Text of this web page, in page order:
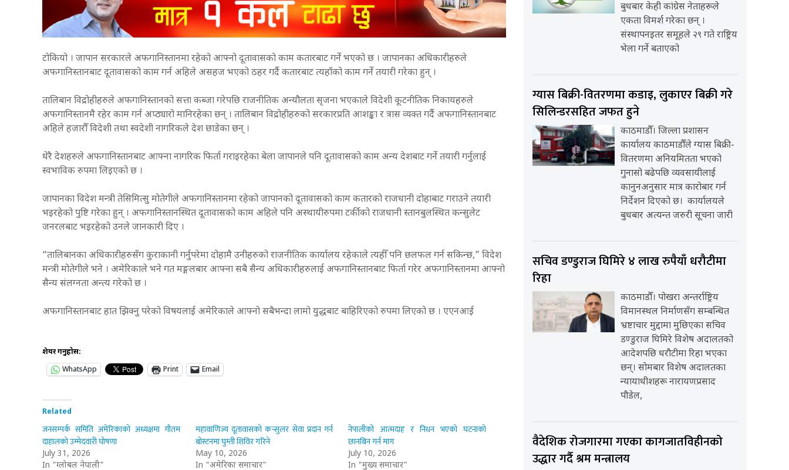
टोकियो । जापान सरकारले अफगानिस्तानमा रहेको आफ्नो दूतावासको काम कतारबाट गर्ने भएको छ । जापानका अधिकारीहरुले
अफगानिस्तानबाट दूतावासको काम गर्न अहिले असहज भएको ठहर गर्दै कतारबाट त्यहाँको काम गर्ने तयारी गरेका हुन् ।
तालिबान विद्रोहीहरुले अफगानिस्तानको सत्ता कब्जा गरेपछि राजनीतिक अन्यौलता सृजना भएकाले विदेशी कूटनीतिक निकायहरुले
अफगानिस्तानमै रहेर काम गर्न अप्ठ्यारो मानिरहेका छन् । तालिबान विद्रोहीहरुको सरकारप्रति आशङ्का र त्रास व्यक्त गर्दै अफगानिस्तानबाट
अहिले हजारौँ विदेशी तथा स्वदेशी नागरिकले देश छाडेका छन् ।
धेरै देशहरुले अफगानिस्तानबाट आफ्ना नागरिक फिर्ता गराइरहेका बेला जापानले पनि दूतावासको काम अन्य देशबाट गर्ने तयारी गर्नुलाई
स्वभाविक रुपमा लिइएको छ ।
जापानका विदेश मन्त्री तेसिमित्सु मोतेगीले अफगानिस्तानमा रहेको जापानको दूतावासको काम कतारको राजधानी दोहाबाट गराउने तयारी
भइरहेको पुष्टि गरेका हुन् । अफगानिस्तानस्थित दूतावासको काम अहिले पनि अस्थायीरुपमा टर्कीको राजधानी स्तानबुलस्थित कन्सुलेट
जनरलबाट भइरहेको उनले जानकारी दिए ।
“तालिबानका अधिकारीहरुसँग कुराकानी गर्नुपरेमा दोहामै उनीहरुको राजनीतिक कार्यालय रहेकाले त्यहीँ पनि छलफल गर्न सकिन्छ,” विदेश
मन्त्री मोतेगीले भने । अमेरिकाले भने गत मङ्गलबार आफ्ना सबै सैन्य अधिकारीहरुलाई अफगानिस्तानबाट फिर्ता गरेर अफगानिस्तानमा आफ्नो
सैन्य संलग्नता अन्त्य गरेको छ ।
अफगानिस्तानबाट हात झिक्नु परेको विषयलाई अमेरिकाले आफ्नो सबैभन्दा लामो युद्धबाट बाहिरिएको रुपमा लिएको छ । एएनआई
शेयर गर्नुहोस:
WhatsApp
Print Email
Related
जनसम्पर्क समिति अमेरिकाको अध्यक्षमा गौतम
दाहालको उम्मेदवारी घोषणा
July 31, 2026
In "ग्लोबल नेपाली"
महावाणिज्य दूतावासको कन्सुलर सेवा प्रदान गर्न
बोस्टनमा घुम्ती शिविर गरिने
May 10, 2026
In "अमेरिका समाचार"
नेपालीको आत्मदाह र निधन भएको घटनाको
छानबिन गर्न माग
July 10, 2026
In "मुख्य समाचार"
बुधबार केही कांग्रेस नेताहरूले
एकता विमर्श गरेका छन् ।
संस्थापनइतर समूहले २९ गते राष्ट्रिय
भेला गर्ने बताएको
ग्यास बिक्री-वितरणमा कडाइ, लुकाएर बिक्री गरे
सिलिन्डरसहित जफत हुने
काठमाडौँ। जिल्ला प्रशासन
कार्यालय काठमाडौँले ग्यास बिक्री-
वितरणमा अनियमितता भएको
गुनासो बढेपछि व्यवसायीलाई
कानुनअनुसार मात्र कारोबार गर्न
निर्देशन दिएको छ। कार्यालयले
बुधबार अत्यन्त जरुरी सूचना जारी
सचिव डण्डुराज घिमिरे ४ लाख रुपैयाँ धरौटीमा
रिहा
काठमाडौँ। पोखरा अन्तर्राष्ट्रिय
विमानस्थल निर्माणसँग सम्बन्धित
भ्रष्टाचार मुद्दामा मुछिएका सचिव
डण्डुराज घिमिरे विशेष अदालतको
आदेशपछि धरौटीमा रिहा भएका
छन्। सोमबार विशेष अदालतका
न्यायाधीशहरू नारायणप्रसाद
पौडेल,
वैदेशिक रोजगारमा गएका कागजातविहीनको
उद्धार गर्दै श्रम मन्त्रालय